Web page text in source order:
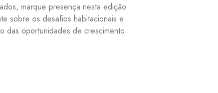
marque presença nesta edição
sobre os desafios habitacionais e
das oportunidades de crescimento